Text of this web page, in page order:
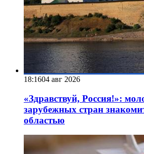
18:1604 авг 2026
«Здравствуй, Россия!»:
зарубежных стран
областью